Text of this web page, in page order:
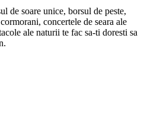
de soare unice, borsul de peste,
concertele de seara ale
ale naturii te fac sa-ti doresti sa